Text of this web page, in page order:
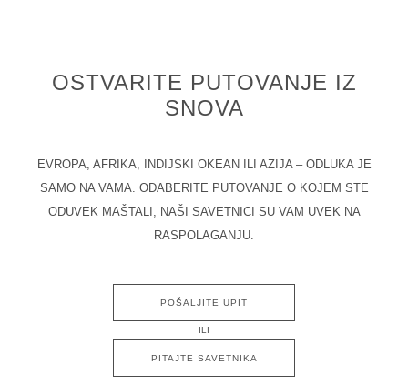
OSTVARITE PUTOVANJE IZ
SNOVA
EVROPA, AFRIKA, INDIJSKI OKEAN ILI AZIJA – ODLUKA JE
SAMO NA VAMA. ODABERITE PUTOVANJE O KOJEM STE
ODUVEK MAŠTALI, NAŠI SAVETNICI SU VAM UVEK NA
RASPOLAGANJU.
POŠALJITE UPIT
ILI
PITAJTE SAVETNIKA